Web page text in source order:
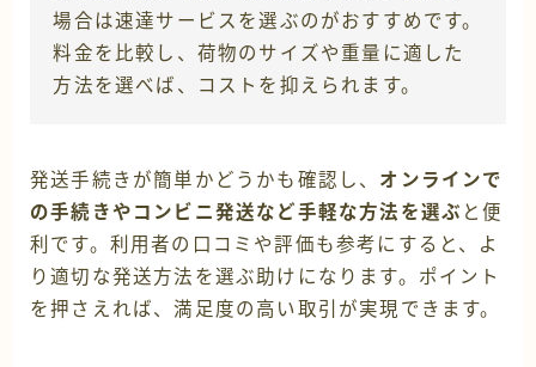
場合は速達サービスを選ぶのがおすすめです。
料金を比較し、荷物のサイズや重量に適した
方法を選べば、コストを抑えられます。
発送手続きが簡単かどうかも確認し、 オンラインで
の手続きやコンビニ発送など手軽な方法を選ぶ と便
利です。利用者の口コミや評価も参考にすると、よ
り適切な発送方法を選ぶ助けになります。ポイント
を押さえれば、満足度の高い取引が実現できます。